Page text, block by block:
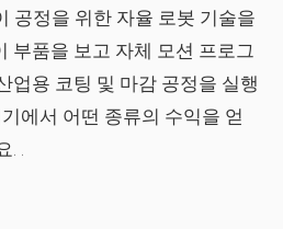
공정을 위한 자율 로봇 기술을
부품을 보고 자체 모션 프로그
업용 코팅 및 마감 공정을 실행
에서 어떤 종류의 수익을 얻
. .